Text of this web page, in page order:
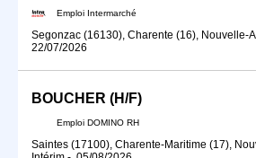
Emploi Intermarché
Segonzac (16130), Charente (16), Nouvelle-
22/07/2026
BOUCHER (H/F)
Emploi DOMINO RH
Saintes (17100), Charente-Maritime (17),